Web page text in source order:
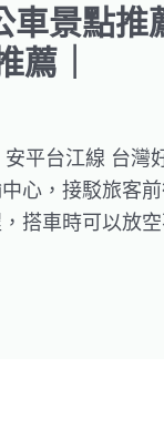
車景點
薦｜
平台江線 台灣
心，接駁旅客
搭車時可以放